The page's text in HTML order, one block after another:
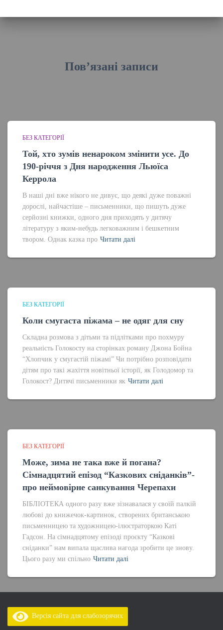
Пов’язані записи
БЕЗ КАТЕГОРІЇ
Той, хто зумів ненароком змінити усе. До
190-річчя з Дня народження Льюїса
Керрола
В наші дні вже нікого не дивує, що деякі дуже поважні
дорослі, найчастіше – письменники, що пишуть дуже
серйозні книжки, одного дня приходять у дитячу
літературу з яким-небудь легковажним і бешкетним
твором. Однак казка про Читати далі
БЕЗ КАТЕГОРІЇ
Коли смугаста піжама – не одяг для сну
Складна розмова з дітьми та підлітками про похмуру
реальність Голокосту на сторінках роману Джона Бойна
“Хлопчик у смугастій піжамі” Чи потрібно розповідати
дітям про такі жахіття новітньої історії, як Голодомор та
Голокост? Дитячі письменники як Читати далі
БЕЗ КАТЕГОРІЇ
Може, зима не така вже й погана?
Сімнадцятий епізод “Казкових сніданків”-
про неймовірне санкування Черепахи
БІБЛІОТЕКА одного разу вже зізнавалася у своїй палкій
любові до книжечок-картинок, створених британською
письменницею та художницею-ілюстраторкою Каті
Гадсон. На сімнадцятому епізоді проєкту “Казкові
сніданки” нам випала щаслива нагода зробити це знову.
Цього разу ми спільно Читати далі
Версія сайта для слабозорячих